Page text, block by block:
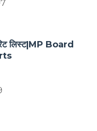
लिस्ट|MP Board